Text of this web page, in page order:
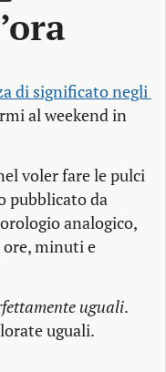
di significato negli
al weekend in
voler fare le pulci
pubblicato da
analogico,
minuti e
uguali.
uguali.